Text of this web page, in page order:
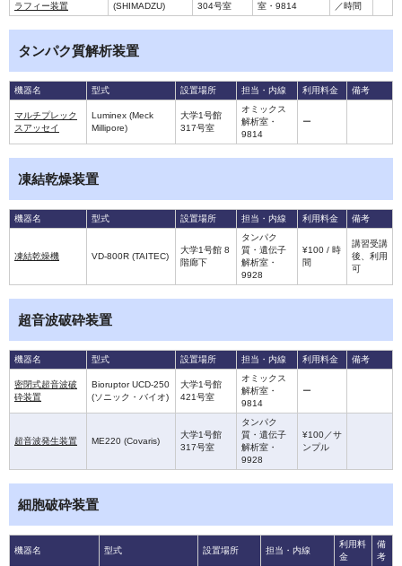
ラフィー装置
(SHIMADZU)
304号室
室・9814
／時間
タンパク質解析装置
機器名 型式 設置場所 担当・内線 利用料金 備考
マルチプレック
スアッセイ
Luminex (Meck
Millipore)
大学1号館
317号室
オミックス
解析室・
9814
ー
凍結乾燥装置
機器名 型式 設置場所 担当・内線 利用料金 備考
凍結乾燥機 VD-800R (TAITEC)
大学1号館 8
階廊下
タンパク
質・遺伝子
解析室・
9928
¥100 / 時
間
講習受講
後、利用
可
超音波破砕装置
機器名 型式 設置場所 担当・内線 利用料金 備考
密閉式超音波破
砕装置
Bioruptor UCD-250
(ソニック・バイオ)
大学1号館
421号室
オミックス
解析室・
9814
ー
超音波発生装置 ME220 (Covaris)
大学1号館
317号室
タンパク
質・遺伝子
解析室・
9928
¥100／サ
ンプル
細胞破砕装置
機器名 型式 設置場所 担当・内線
利用料
金
備
考